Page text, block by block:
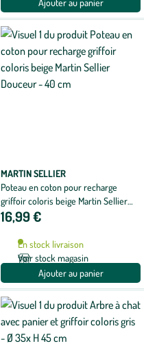
Ajouter au panier
MARTIN SELLIER
Poteau en coton pour recharge
griffoir coloris beige Martin Sellier
Douceur - 40 cm
16,99 €
En stock livraison
Voir stock magasin
Ajouter au panier